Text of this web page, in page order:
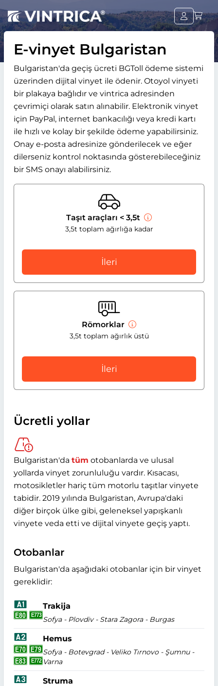
E-vinyet Bulgaristan
Bulgaristan'da geçiş ücreti BGToll ödeme sistemi
üzerinden dijital vinyet ile ödenir. Otoyol vinyeti
bir plakaya bağlıdır ve vintrica adresinden
çevrimiçi olarak satın alınabilir. Elektronik vinyet
için PayPal, internet bankacılığı veya kredi kartı
ile hızlı ve kolay bir şekilde ödeme yapabilirsiniz.
Onay e-posta adresinize gönderilecek ve eğer
dilerseniz kontrol noktasında gösterebileceğiniz
bir SMS onayı alabilirsiniz.
Taşıt araçları < 3,5t
3,5t toplam ağırlığa kadar
İleri
Römorklar
3,5t toplam ağırlık üstü
İleri
Ücretli yollar
Bulgaristan'da tüm otobanlarda ve ulusal
yollarda vinyet zorunluluğu vardır. Kısacası,
motosikletler hariç tüm motorlu taşıtlar vinyete
tabidir. 2019 yılında Bulgaristan, Avrupa'daki
diğer birçok ülke gibi, geleneksel yapışkanlı
vinyete veda etti ve dijital vinyete geçiş yaptı.
Otobanlar
Bulgaristan'da aşağıdaki otobanlar için bir vinyet
gereklidir:
Trakija
Sofya - Plovdiv - Stara Zagora - Burgas
Hemus
Sofya - Botevgrad - Veliko Tırnovo - Şumnu -
Varna
Struma